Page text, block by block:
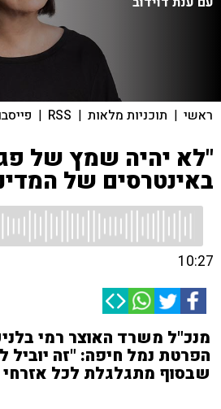
ראשי | תוכניות מלאות |
RSS
|
"לא יהיה שמץ של
באינטרסים של
10:27
מנכ"ל משרד האוצר רמי
הפרטת נמל חיפה: "זה
שבסוף מתגלגלת לכל